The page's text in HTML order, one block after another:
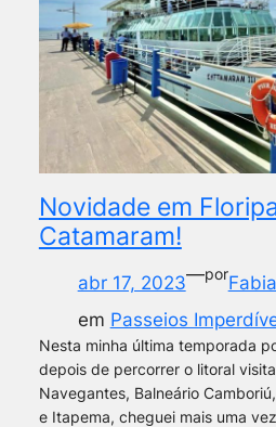
Novidade em
Catamaram!
abr 17, 2023—por
em Passeios
Nesta minha última temporada
depois de percorrer o litoral
Navegantes, Balneário
e Itapema, cheguei mais uma